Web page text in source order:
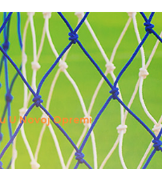
U Novoj Opremi